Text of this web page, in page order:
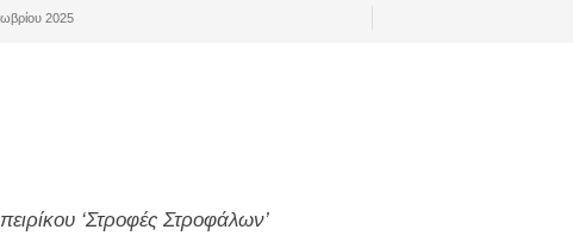
2025
‘Στροφές Στροφάλων’